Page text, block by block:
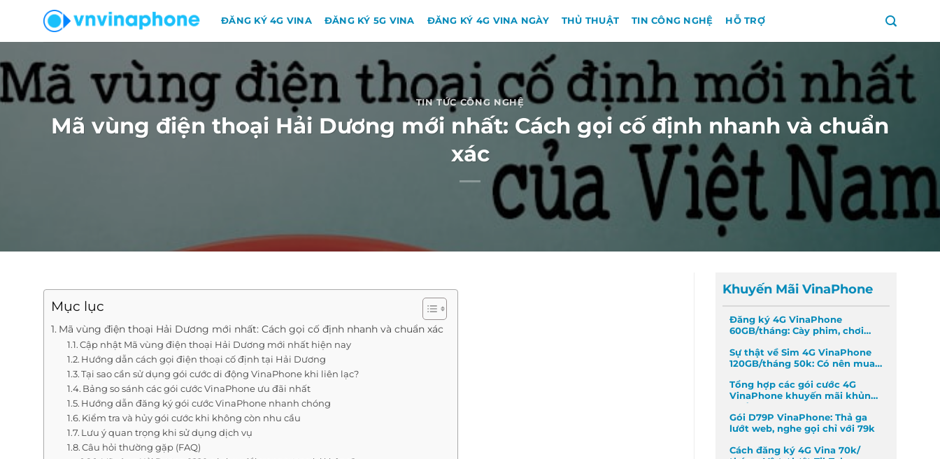
nội
dung
ĐĂNG KÝ 4G VINA ĐĂNG KÝ 5G VINA ĐĂNG KÝ 4G VINA NGÀY THỦ THUẬT TIN CÔNG NGHỆ HỖ TRỢ
TIN TỨC CÔNG NGHỆ
Mã vùng điện thoại Hải Dương mới nhất: Cách gọi cố định nhanh và chuẩn
xác
Mục lục
Mã vùng điện thoại Hải Dương mới nhất: Cách gọi cố định nhanh và chuẩn xác
Cập nhật Mã vùng điện thoại Hải Dương mới nhất hiện nay
Hướng dẫn cách gọi điện thoại cố định tại Hải Dương
Tại sao cần sử dụng gói cước di động VinaPhone khi liên lạc?
Bảng so sánh các gói cước VinaPhone ưu đãi nhất
Hướng dẫn đăng ký gói cước VinaPhone nhanh chóng
Kiểm tra và hủy gói cước khi không còn nhu cầu
Lưu ý quan trọng khi sử dụng dịch vụ
Câu hỏi thường gặp (FAQ)
Khuyến Mãi VinaPhone
Đăng ký 4G VinaPhone
60GB/tháng: Cày phim, chơi
Sự thật về Sim 4G VinaPhone
120GB/tháng 50k: Có nên mua
Tổng hợp các gói cước 4G
VinaPhone khuyến mãi khủng
Gói D79P VinaPhone: Thả ga
lướt web, nghe gọi chỉ với 79k
Cách đăng ký 4G Vina 70k/